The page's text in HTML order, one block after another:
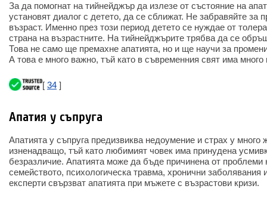
За да помогнат на тийнейджър да излезе от състояние на
установят диалог с детето, да се сближат. Не забравяйте за
възраст. Именно през този период детето се нуждае от
страна на възрастните. На тийнейджърите трябва да се
Това не само ще премахне апатията, но и ще научи за
А това е много важно, тъй като в съвременния свят има
[ 34 ]
Апатия у съпруга
Апатията у съпруга предизвиква недоумение и страх у много
изненадващо, тъй като любимият човек има принудена
безразличие. Апатията може да бъде причинена от проблеми
семейството, психологическа травма, хронични заболявания
експерти свързват апатията при мъжете с възрастови кризи.